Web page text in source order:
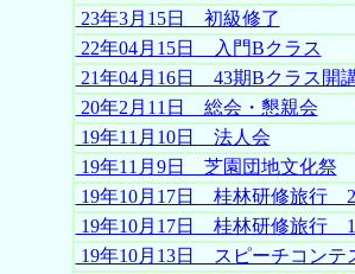
23年3月15日 初級修了
22年04月15日 入門Bクラス
21年04月16日 43期Bクラス開
20年2月11日 総会・懇親会
19年11月10日 法人会
19年11月9日 芝園団地文化祭
19年10月17日 桂林研修旅行 2
19年10月17日 桂林研修旅行 1
19年10月13日 スピーチコンテ